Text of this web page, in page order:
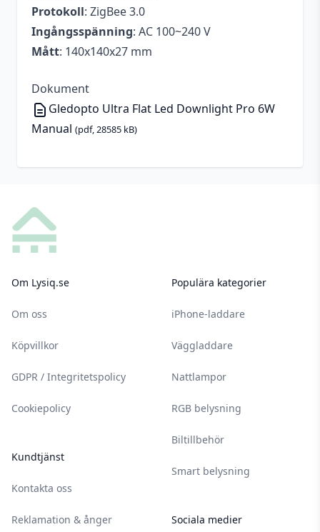
Protokoll: ZigBee 3.0
Ingångsspänning: AC 100~240 V
Mått: 140x140x27 mm
Dokument
Gledopto Ultra Flat Led Downlight Pro 6W
Manual (pdf, 28585 kB)
Om Lysiq.se
Om oss
Köpvillkor
GDPR / Integritetspolicy
Cookiepolicy
Kundtjänst
Kontakta oss
Reklamation & ånger
Populära kategorier
iPhone-laddare
Väggladdare
Nattlampor
RGB belysning
Biltillbehör
Smart belysning
Sociala medier